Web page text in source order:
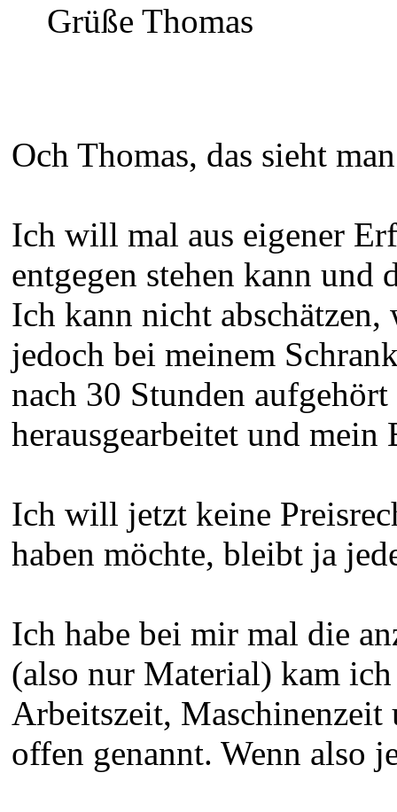
Grüße Thomas
Och Thomas, das sieht
Ich will mal aus eigener
entgegen stehen kann
Ich kann nicht
jedoch bei meinem
nach 30 Stunden
herausgearbeitet und
Ich will jetzt keine
haben möchte, bleibt ja
Ich habe bei mir mal die
(also nur Material) kam
Arbeitszeit, Maschinenzeit
offen genannt. Wenn also